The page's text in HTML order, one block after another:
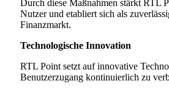
Durch diese Maßnahmen stärkt RTL
Nutzer und etabliert sich als
Finanzmarkt.
Technologische Innovation
RTL Point setzt auf innovative
Benutzerzugang kontinuierlich zu